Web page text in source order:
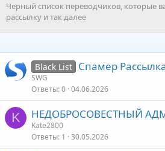
Черный список переводчиков, которые
рассылку и так далее
Black List Спамер
SWG
Ответы 0 04.06.2026
K НЕДОБРОСОВЕСТНЫЙ
Kate2800
Ответы 1 30.05.2026